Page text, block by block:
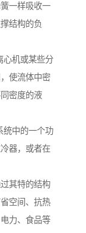
一样吸收一
结构的负
心机或某些分
使流体中密
密度的液
统中的一个功
器，或者在
其特的结构
空间、抗热
力、食品等